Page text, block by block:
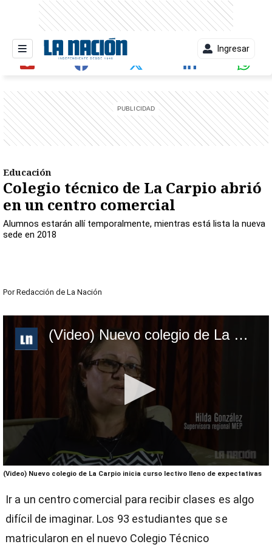
Ingresar
Educación
Colegio técnico de La Carpio abrió
en un centro comercial
Alumnos estarán allí temporalmente, mientras está lista la nueva
sede en 2018
Por Redacción de La Nación
(Video) Nuevo colegio de La Carpio inicia curso lectivo lleno de expectativas
0
seconds
4
44
(Video) Nuevo colegio de La Carpio inicia curso lectivo lleno de expectativas
Ir a un centro comercial para recibir clases es algo
difícil de imaginar. Los 93 estudiantes que se
matricularon en el nuevo Colegio Técnico